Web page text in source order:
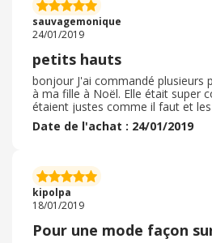
somme cela était possible surtout
livraison.
sauvagemonique
24/01/2019
petits hauts
bonjour J'ai commandé plusieurs
à ma fille à Noël. Elle était super
étaient justes comme il faut et
conformes au site. Rien à dire. J'ai
shirt qui ne plaisait pas trop et
aucun problème. En plus pendant
délai pour renvoyer un article était
Date de l'achat : 24/01/2019
kipolpa
18/01/2019
Pour une mode façon